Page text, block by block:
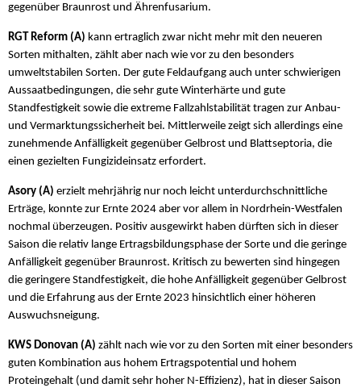
gegenüber Braunrost und Ährenfusarium.
RGT Reform (A) kann ertraglich zwar nicht mehr mit den neueren
Sorten mithalten, zählt aber nach wie vor zu den besonders
umweltstabilen Sorten. Der gute Feldaufgang auch unter schwierigen
Aussaatbedingungen, die sehr gute Winterhärte und gute
Standfestigkeit sowie die extreme Fallzahlstabilität tragen zur Anbau-
und Vermarktungssicherheit bei. Mittlerweile zeigt sich allerdings eine
zunehmende Anfälligkeit gegenüber Gelbrost und Blattseptoria, die
einen gezielten Fungizideinsatz erfordert.
Asory (A) erzielt mehrjährig nur noch leicht unterdurchschnittliche
Erträge, konnte zur Ernte 2024 aber vor allem in Nordrhein-Westfalen
nochmal überzeugen. Positiv ausgewirkt haben dürften sich in dieser
Saison die relativ lange Ertragsbildungsphase der Sorte und die geringe
Anfälligkeit gegenüber Braunrost. Kritisch zu bewerten sind hingegen
die geringere Standfestigkeit, die hohe Anfälligkeit gegenüber Gelbrost
und die Erfahrung aus der Ernte 2023 hinsichtlich einer höheren
Auswuchsneigung.
KWS Donovan (A) zählt nach wie vor zu den Sorten mit einer besonders
guten Kombination aus hohem Ertragspotential und hohem
Proteingehalt (und damit sehr hoher N-Effizienz), hat in dieser Saison